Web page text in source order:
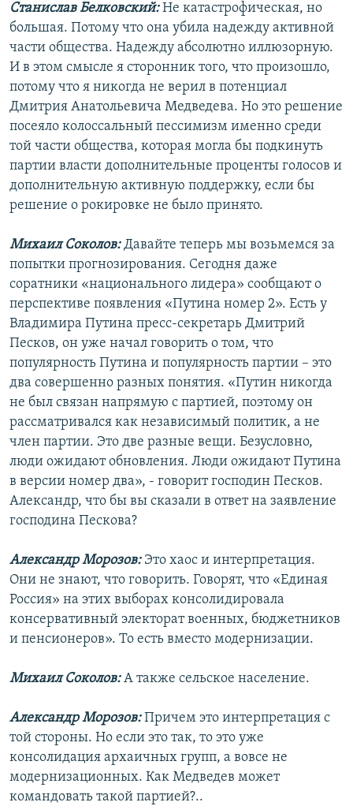
Станислав Белковский:Не катастрофическая, но
большая. Потому что она убила надежду активной
части общества. Надежду абсолютно иллюзорную.
И в этом смысле я сторонник того, что произошло,
потому что я никогда не верил в потенциал
Дмитрия Анатольевича Медведева. Но это решение
посеяло колоссальный пессимизм именно среди
той части общества, которая могла бы подкинуть
партии власти дополнительные проценты голосов и
дополнительную активную поддержку, если бы
решение о рокировке не было принято.
Михаил Соколов:Давайте теперь мы возьмемся за
попытки прогнозирования. Сегодня даже
соратники «национального лидера» сообщают о
перспективе появления «Путина номер 2». Есть у
Владимира Путина пресс-секретарь Дмитрий
Песков, он уже начал говорить о том, что
популярность Путина и популярность партии – это
два совершенно разных понятия. «Путин никогда
не был связан напрямую с партией, поэтому он
рассматривался как независимый политик, а не
член партии. Это две разные вещи. Безусловно,
люди ожидают обновления. Люди ожидают Путина
в версии номер два», - говорит господин Песков.
Александр, что бы вы сказали в ответ на заявление
господина Пескова?
Александр Морозов:Это хаос и интерпретация.
Они не знают, что говорить. Говорят, что «Единая
Россия» на этих выборах консолидировала
консервативный электорат военных, бюджетников
и пенсионеров». То есть вместо модернизации.
Михаил Соколов:А также сельское население.
Александр Морозов:Причем это интерпретация с
той стороны. Но если это так, то это уже
консолидация архаичных групп, а вовсе не
модернизационных. Как Медведев может
командовать такой партией?..